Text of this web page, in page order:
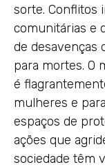
sorte. Conflitos
comunitárias e
de desavenças
para mortes. O
é
mulheres e
espaços de
ações que
sociedade têm